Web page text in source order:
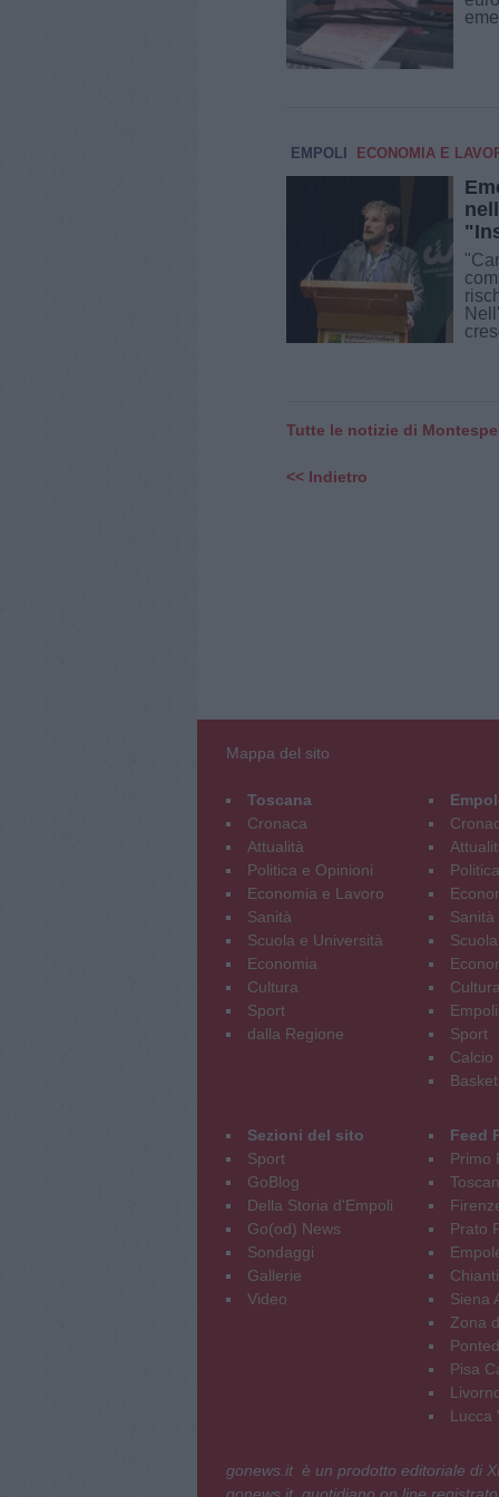
EMPOLI ECONOMIA E
Tutte le notizie di
<< Indietro
Mappa del sito
Toscana
Cronaca
Attualità
Politica e Opinioni
Economia e Lavoro
Sanità
Scuola e Università
Economia
Cultura
Sport
dalla Regione
Sanità
Cultura
Sport
Calcio
Basket
Sezioni del sito
Sport
GoBlog
Della Storia d'Empoli
Go(od) News
Sondaggi
Gallerie
Video
Feed
Primo
Prato
Siena
Zona
Pisa
Lucca
gonews.it è un prodotto editoriale di